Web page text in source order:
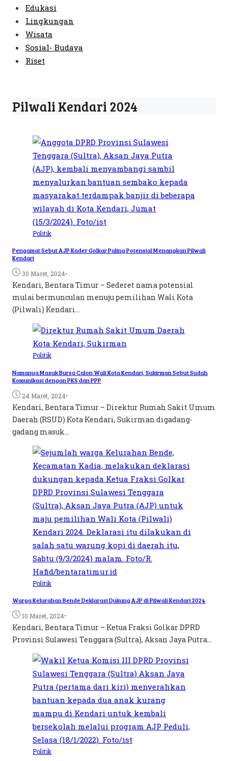
Edukasi
Lingkungan
Wisata
Sosial- Budaya
Riset
Pilwali Kendari 2024
Politik
Pengamat Sebut AJP Kader Golkar Paling Potensial Menangkan Pilwali
Kendari
30 Maret, 2024•
Kendari, Bentara Timur – Sederet nama potensial
mulai bermunculan menuju pemilihan Wali Kota
(Pilwali) Kendari...
Politik
Namanya Masuk Bursa Calon Wali Kota Kendari, Sukirman Sebut Sudah
Komunikasi dengan PKS dan PPP
24 Maret, 2024•
Kendari, Bentara Timur – Direktur Rumah Sakit Umum
Daerah (RSUD) Kota Kendari, Sukirman digadang-
gadang masuk...
Politik
Warga Kelurahan Bende Deklarasi Dukung AJP di Pilwali Kendari 2024
10 Maret, 2024•
Kendari, Bentara Timur – Ketua Fraksi Golkar DPRD
Provinsi Sulawesi Tenggara (Sultra), Aksan Jaya Putra...
Politik